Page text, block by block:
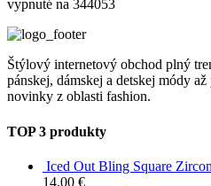
vypnuté na 344053
Štýlový internetový obchod plný
pánskej, dámskej a detskej módy
novinky z oblasti fashion.
TOP 3 produkty
Iced Out Bling Square
14,00 €